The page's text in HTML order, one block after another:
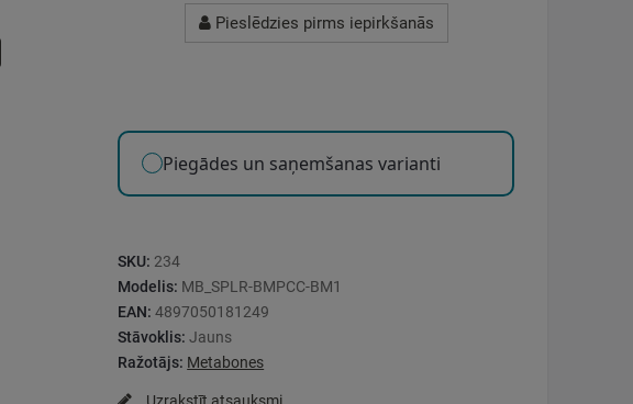
Pieslēdzies pirms iepirkšanās
Piegādes un saņemšanas varianti
SKU: 234
Modelis: MB_SPLR-BMPCC-BM1
EAN: 4897050181249
Stāvoklis: Jauns
Ražotājs: Metabones